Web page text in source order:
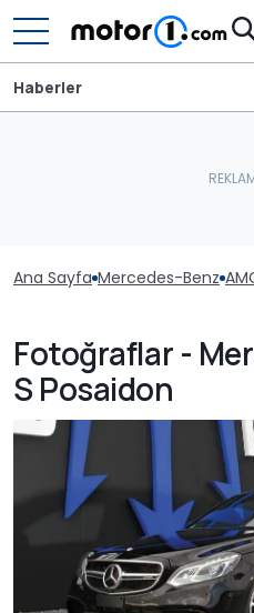
Haberler
Ana Sayfa Mercedes-Benz
Fotoğraflar -
S Posaidon